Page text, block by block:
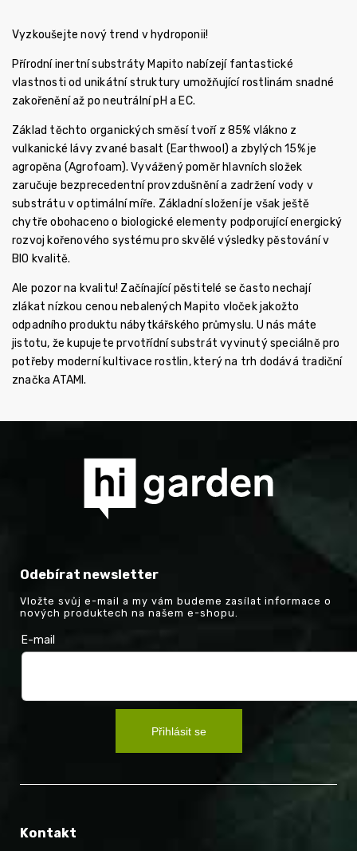
Vyzkoušejte nový trend v hydroponii!
Přírodní inertní substráty Mapito nabízejí fantastické
vlastnosti od unikátní struktury umožňující rostlinám snadné
zakořenění až po neutrální pH a EC.
Základ těchto organických směsí tvoří z 85% vlákno z
vulkanické lávy zvané basalt (Earthwool) a zbylých 15% je
agropěna (Agrofoam). Vyvážený poměr hlavních složek
zaručuje bezprecedentní provzdušnění a zadržení vody v
substrátu v optimální míře. Základní složení je však ještě
chytře obohaceno o biologické elementy podporující energický
rozvoj kořenového systému pro skvělé výsledky pěstování v
BIO kvalitě.
Ale pozor na kvalitu! Začínající pěstitelé se často nechají
zlákat nízkou cenou nebalených Mapito vloček jakožto
odpadního produktu nábytkářského průmyslu. U nás máte
jistotu, že kupujete prvotřídní substrát vyvinutý speciálně pro
potřeby moderní kultivace rostlin, který na trh dodává tradiční
značka ATAMI.
Odebírat newsletter
Vložte svůj e-mail a my vám budeme zasílat informace o
nových produktech na našem e-shopu.
E-mail
Přihlásit se
Kontakt